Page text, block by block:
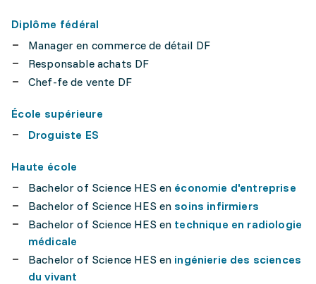
Diplôme fédéral
Manager en commerce de détail DF
Responsable achats DF
Chef-fe de vente DF
École supérieure
Droguiste ES
Haute école
Bachelor of Science HES en économie d'entreprise
Bachelor of Science HES en soins infirmiers
Bachelor of Science HES en technique en radiologie
médicale
Bachelor of Science HES en ingénierie des sciences
du vivant